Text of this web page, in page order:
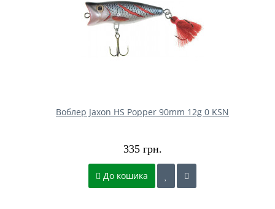
Воблер Jaxon HS Popper 90mm 12g 0 KSN
335 грн.
До кошика